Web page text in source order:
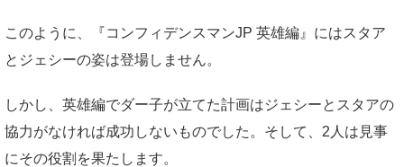
このように、『コンフィデンスマンJP 英雄編』にはスタア
とジェシーの姿は登場しません。
しかし、英雄編でダー子が立てた計画はジェシーとスタアの
協力がなければ成功しないものでした。そして、2人は見事
にその役割を果たします。